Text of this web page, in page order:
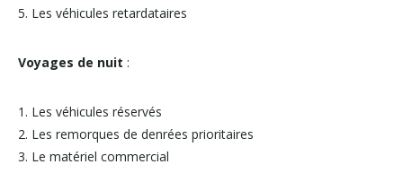
5. Les véhicules retardataires
Voyages de nuit :
1. Les véhicules réservés
2. Les remorques de denrées prioritaires
3. Le matériel commercial